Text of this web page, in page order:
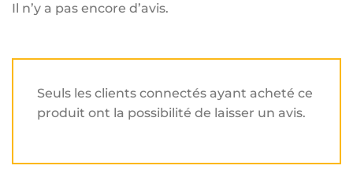
Il n’y a pas encore d’avis.
Seuls les clients connectés ayant acheté ce
produit ont la possibilité de laisser un avis.